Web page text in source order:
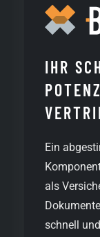
IHR
Ein
als
schnell